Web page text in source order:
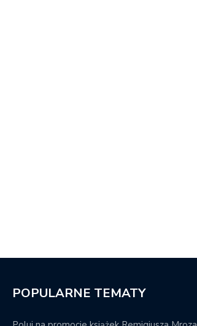
POPULARNE TEMATY